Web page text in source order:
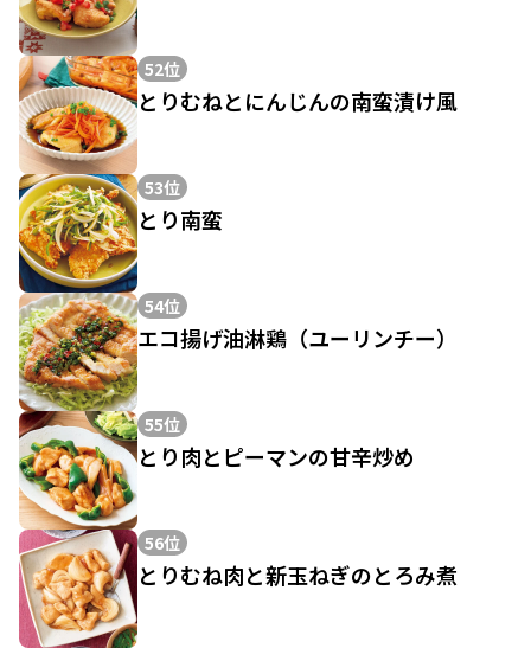
52位
とりむねとにんじんの南蛮漬け風
53位
とり南蛮
54位
エコ揚げ油淋鶏（ユーリンチー）
55位
とり肉とピーマンの甘辛炒め
56位
とりむね肉と新玉ねぎのとろみ煮